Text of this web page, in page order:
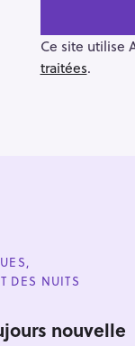
v
i
Ce site utilise
traitées.
DES NUITS
nouvelle